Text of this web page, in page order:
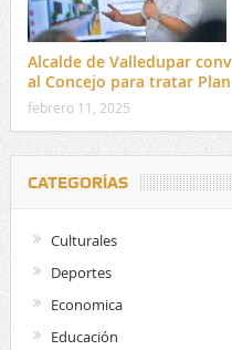
Alcalde de Valledupar
al Concejo para tratar
febrero 11, 2025
CATEGORÍAS
Culturales
Deportes
Economica
Educación